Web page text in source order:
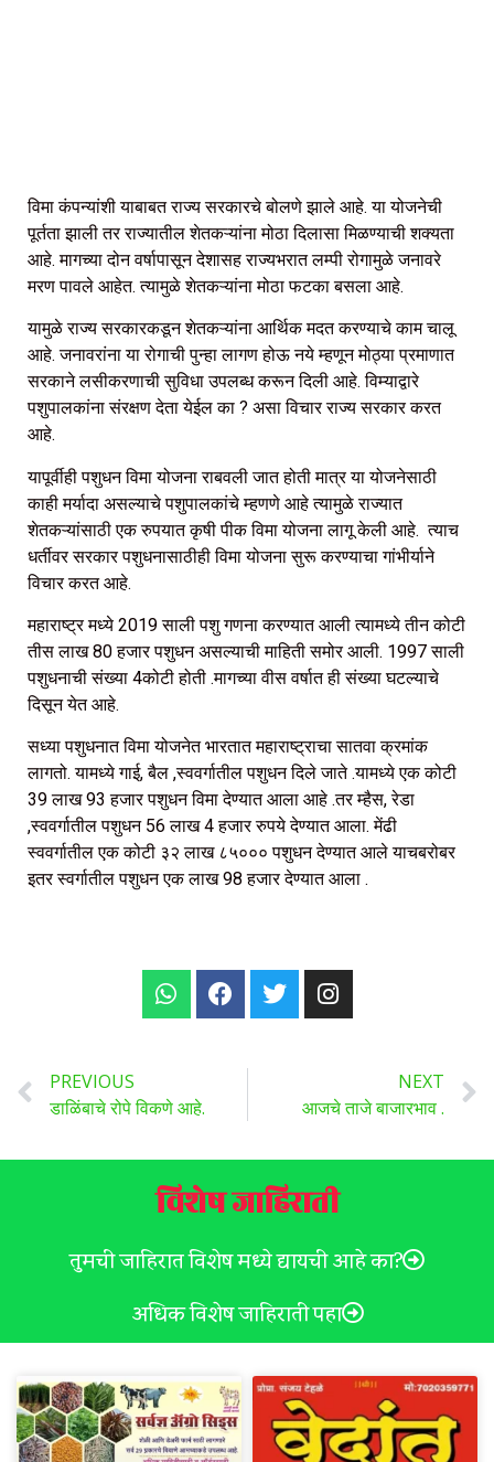
विमा कंपन्यांशी याबाबत राज्य सरकारचे बोलणे झाले आहे. या योजनेची
पूर्तता झाली तर राज्यातील शेतकऱ्यांना मोठा दिलासा मिळण्याची शक्यता
आहे. मागच्या दोन वर्षापासून देशासह राज्यभरात लम्पी रोगामुळे जनावरे
मरण पावले आहेत. त्यामुळे शेतकऱ्यांना मोठा फटका बसला आहे.
यामुळे राज्य सरकारकडून शेतकऱ्यांना आर्थिक मदत करण्याचे काम चालू
आहे. जनावरांना या रोगाची पुन्हा लागण होऊ नये म्हणून मोठ्या प्रमाणात
सरकाने लसीकरणाची सुविधा उपलब्ध करून दिली आहे. विम्याद्वारे
पशुपालकांना संरक्षण देता येईल का ? असा विचार राज्य सरकार करत
आहे.
यापूर्वीही पशुधन विमा योजना राबवली जात होती मात्र या योजनेसाठी
काही मर्यादा असल्याचे पशुपालकांचे म्हणणे आहे त्यामुळे राज्यात
शेतकऱ्यांसाठी एक रुपयात कृषी पीक विमा योजना लागू केली आहे. त्याच
धर्तीवर सरकार पशुधनासाठीही विमा योजना सुरू करण्याचा गांभीर्याने
विचार करत आहे.
महाराष्ट्र मध्ये 2019 साली पशु गणना करण्यात आली त्यामध्ये तीन कोटी
तीस लाख 80 हजार पशुधन असल्याची माहिती समोर आली. 1997 साली
पशुधनाची संख्या 4कोटी होती .मागच्या वीस वर्षात ही संख्या घटल्याचे
दिसून येत आहे.
सध्या पशुधनात विमा योजनेत भारतात महाराष्ट्राचा सातवा क्रमांक
लागतो. यामध्ये गाई, बैल ,स्ववर्गातील पशुधन दिले जाते .यामध्ये एक कोटी
39 लाख 93 हजार पशुधन विमा देण्यात आला आहे .तर म्हैस, रेडा
,स्ववर्गातील पशुधन 56 लाख 4 हजार रुपये देण्यात आला. मेंढी
स्ववर्गातील एक कोटी ३२ लाख ८५००० पशुधन देण्यात आले याचबरोबर
इतर स्वर्गातील पशुधन एक लाख 98 हजार देण्यात आला .
PREVIOUS
डाळिंबाचे रोपे विकणे आहे.
NEXT
आजचे ताजे बाजारभाव .
विशेष जाहिराती
तुमची जाहिरात विशेष मध्ये द्यायची आहे का?
अधिक विशेष जाहिराती पहा